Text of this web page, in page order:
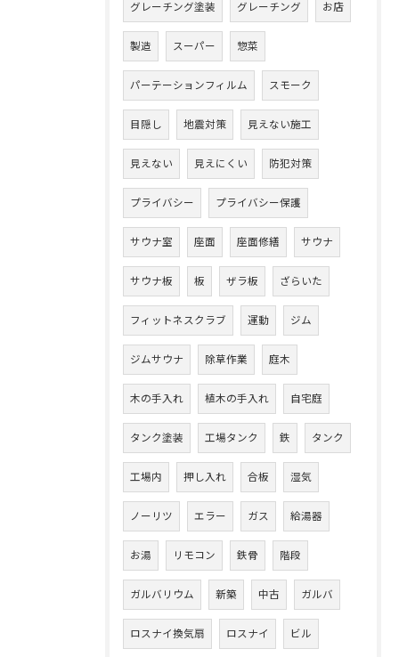
グレーチング塗装 グレーチング お店
製造 スーパー 惣菜
パーテーションフィルム スモーク
目隠し 地震対策 見えない施工
見えない 見えにくい 防犯対策
プライバシー プライバシー保護
サウナ室 座面 座面修繕 サウナ
サウナ板 板 ザラ板 ざらいた
フィットネスクラブ 運動 ジム
ジムサウナ 除草作業 庭木
木の手入れ 植木の手入れ 自宅庭
タンク塗装 工場タンク 鉄 タンク
工場内 押し入れ 合板 湿気
ノーリツ エラー ガス 給湯器
お湯 リモコン 鉄骨 階段
ガルバリウム 新築 中古 ガルバ
ロスナイ換気扇 ロスナイ ビル